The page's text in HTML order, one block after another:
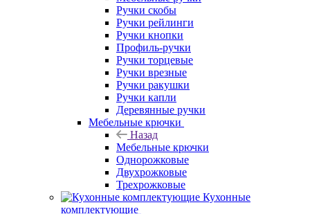
Ручки скобы
Ручки рейлинги
Ручки кнопки
Профиль-ручки
Ручки торцевые
Ручки врезные
Ручки ракушки
Ручки капли
Деревянные ручки
Мебельные крючки
Назад
Мебельные крючки
Однорожковые
Двухрожковые
Трехрожковые
Кухонные
комплектующие